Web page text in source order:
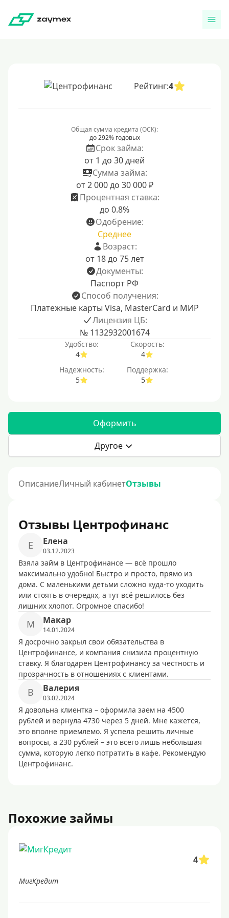
Рейтинг:4
Общая сумма кредита (ОСК):
до 292% годовых
Срок займа:
от 1 до 30 дней
Сумма займа:
от 2 000 до 30 000 ₽
Процентная ставка:
до 0.8%
Одобрение:
Среднее
Возраст:
от 18 до 75 лет
Документы:
Паспорт РФ
Способ получения:
Платежные карты Visa, MasterCard и МИР
Лицензия ЦБ:
№ 1132932001674
Удобство:
4
Скорость:
4
Надежность:
5
Поддержка:
5
Оформить
Другое
ОписаниеЛичный кабинетОтзывы
Отзывы Центрофинанс
Е Елена
03.12.2023
Взяла займ в Центрофинансе — всё прошло
максимально удобно! Быстро и просто, прямо из
дома. С маленькими детьми сложно куда-то уходить
или стоять в очередях, а тут всё решилось без
лишних хлопот. Огромное спасибо!
М Макар
14.01.2024
Я досрочно закрыл свои обязательства в
Центрофинансе, и компания снизила процентную
ставку. Я благодарен Центрофинансу за честность и
прозрачность в отношениях с клиентами.
В Валерия
03.02.2024
Я довольна клиентка – оформила заем на 4500
рублей и вернула 4730 через 5 дней. Мне кажется,
это вполне приемлемо. Я успела решить личные
вопросы, а 230 рублей – это всего лишь небольшая
сумма, которую легко потратить в кафе. Рекомендую
Центрофинанс.
Похожие займы
4
МигКредит